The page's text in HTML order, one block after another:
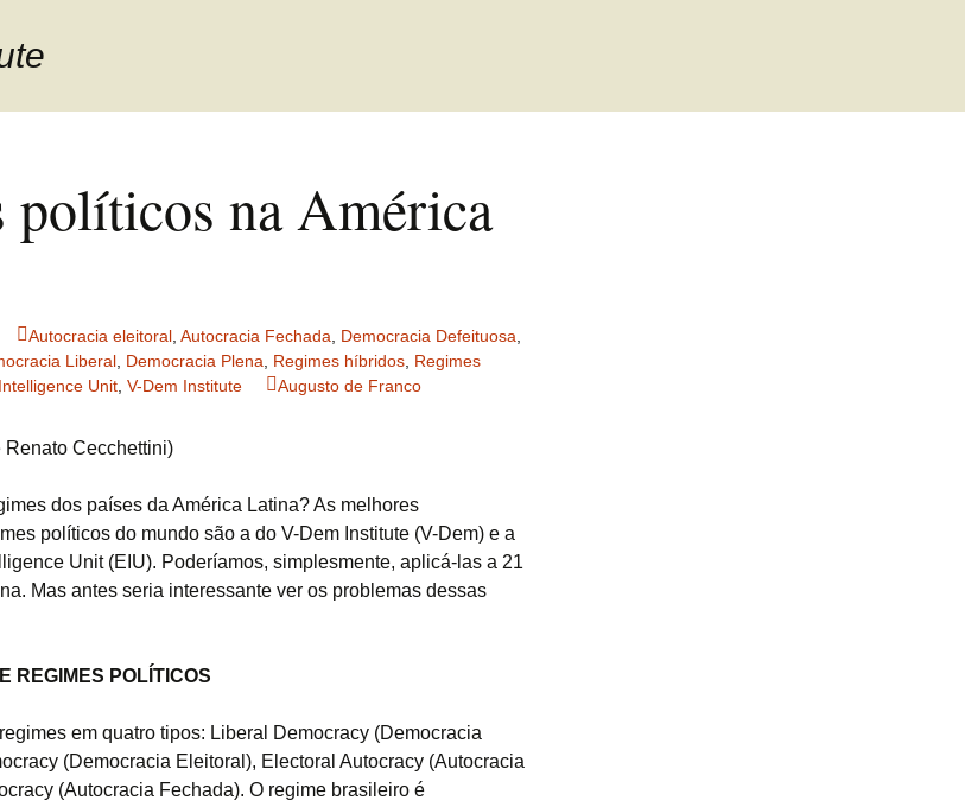
políticos na América
Autocracia eleitoral Autocracia Fechada Democracia Defeituosa
Liberal Democracia Plena Regimes híbridos Regimes
Unit V-Dem Institute Augusto de Franco
Renato Cecchettini)
dos países da América Latina? As melhores
políticos do mundo são a do V-Dem Institute (V-Dem) e a
Unit (EIU). Poderíamos, simplesmente, aplicá-las a 21
Mas antes seria interessante ver os problemas dessas
REGIMES POLÍTICOS
em quatro tipos: Liberal Democracy (Democracia
(Democracia Eleitoral), Electoral Autocracy (Autocracia
(Autocracia Fechada). O regime brasileiro é